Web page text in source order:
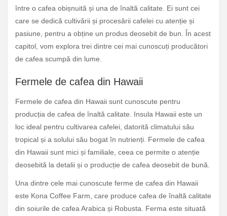
între o cafea obișnuită și una de înaltă calitate. Ei sunt cei
care se dedică cultivării și procesării cafelei cu atenție și
pasiune, pentru a obține un produs deosebit de bun. În acest
capitol, vom explora trei dintre cei mai cunoscuți producători
de cafea scumpă din lume.
Fermele de cafea din Hawaii
Fermele de cafea din Hawaii sunt cunoscute pentru
producția de cafea de înaltă calitate. Insula Hawaii este un
loc ideal pentru cultivarea cafelei, datorită climatului său
tropical și a solului său bogat în nutrienți. Fermele de cafea
din Hawaii sunt mici și familiale, ceea ce permite o atenție
deosebită la detalii și o producție de cafea deosebit de bună.
Una dintre cele mai cunoscute ferme de cafea din Hawaii
este Kona Coffee Farm, care produce cafea de înaltă calitate
din soiurile de cafea Arabica și Robusta. Ferma este situată